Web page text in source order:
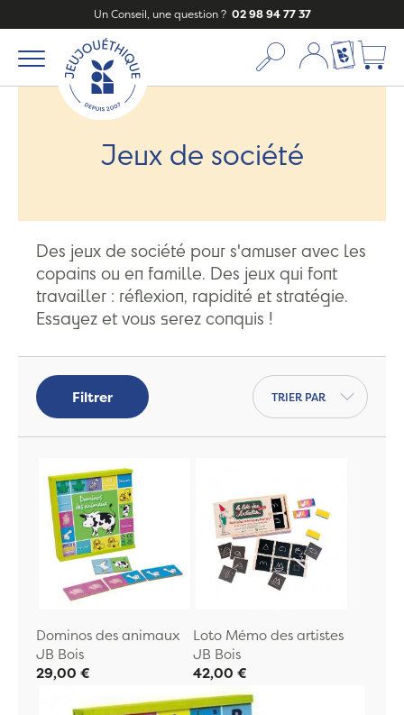
Un Conseil, une question ? 02 98 94 77 37
Mon compte
Ma liste
Jeux de société
Des jeux de société pour s'amuser avec les
copains ou en famille. Des jeux qui font
travailler : réflexion, rapidité et stratégie.
Essayez et vous serez conquis !
Filtrer
Trier par
Dominos des animaux
JB Bois
29,00 €
Loto Mémo des artistes
JB Bois
42,00 €